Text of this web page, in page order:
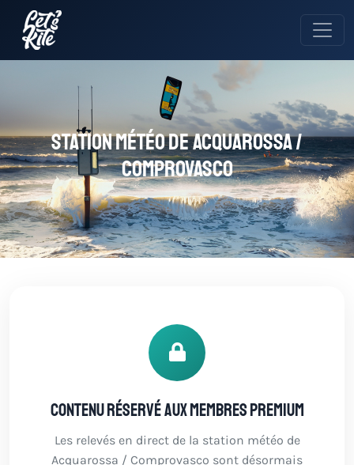
Station météo de Acquarossa /
Comprovasco
Contenu réservé aux membres Premium
Les relevés en direct de la station météo de
Acquarossa / Comprovasco sont désormais